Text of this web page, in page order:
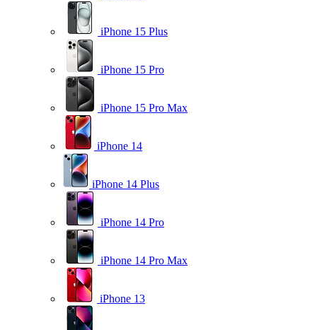
iPhone 15 Plus
iPhone 15 Pro
iPhone 15 Pro Max
iPhone 14
iPhone 14 Plus
iPhone 14 Pro
iPhone 14 Pro Max
iPhone 13